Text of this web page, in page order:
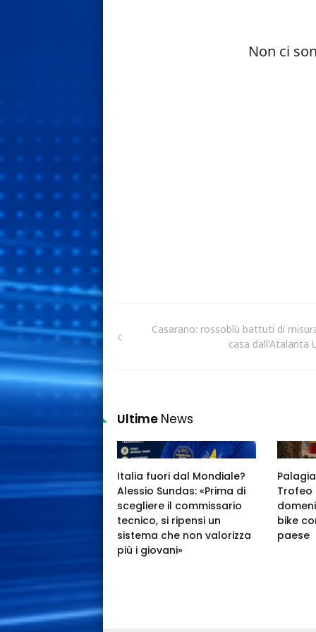
Casarano: rossoblù battuti di
casa dall'Atalanta
Ultime News
Italia fuori dal Mondiale?
Alessio Sundas: «Prima di
scegliere il commissario
tecnico, si ripensi un
sistema che non valorizza
più i giovani»
Trofeo
bike
paese